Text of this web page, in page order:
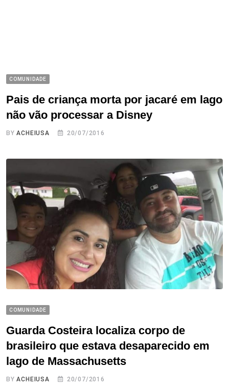
COMUNIDADE
Pais de criança morta por jacaré em lago
não vão processar a Disney
BYACHEIUSA 20/07/2016
COMUNIDADE
Guarda Costeira localiza corpo de
brasileiro que estava desaparecido em
lago de Massachusetts
BYACHEIUSA 20/07/2016